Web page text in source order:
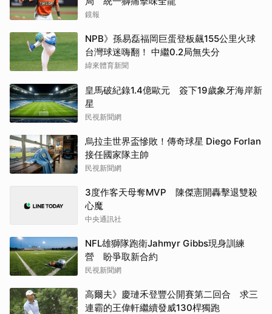
鏡報
NPB》孫易磊福岡巨蛋登板飆155公里火球
台灣球迷嗨翻！ 中繼0.2局無失分
緯來體育新聞
皇馬破紀錄1.4億歐元 簽下19歲象牙海岸新
星
民視新聞網
烏拉圭世界盃慘敗！傳奇球星 Diego Forlan
接任國家隊主帥
民視新聞網
3度作客天母奪MVP 陳傑憲開轟擊退雙殺
心魔
中央通訊社
NFL雄獅隊跑衛Jahmyr Gibbs現身訓練
營 盼爭取新合約
民視新聞網
高爾夫》慶璉禾登豐公開賽第二回合 求三
連霸的王偉軒繼續發威130桿獨跑